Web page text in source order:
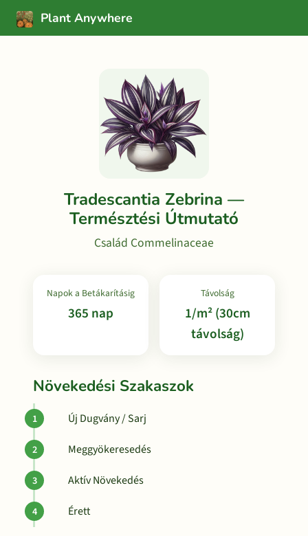
Plant Anywhere
Tradescantia Zebrina —
Természtési Útmutató
Család Commelinaceae
Napok a Betákarításig
365 nap
Távolság
1/m² (30cm
távolság)
Növekedési Szakaszok
Új Dugvány / Sarj
Meggyökeresedés
Aktív Növekedés
Érett